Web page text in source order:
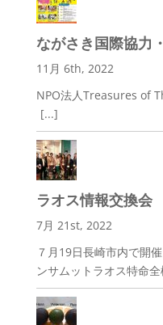
ながさき国際協力
11月 6th, 2022
NPO法人Treasures of
[...]
ラオス情報交換会
7月 21st, 2022
７月19日長崎市内で開
ンサムットラオス特命